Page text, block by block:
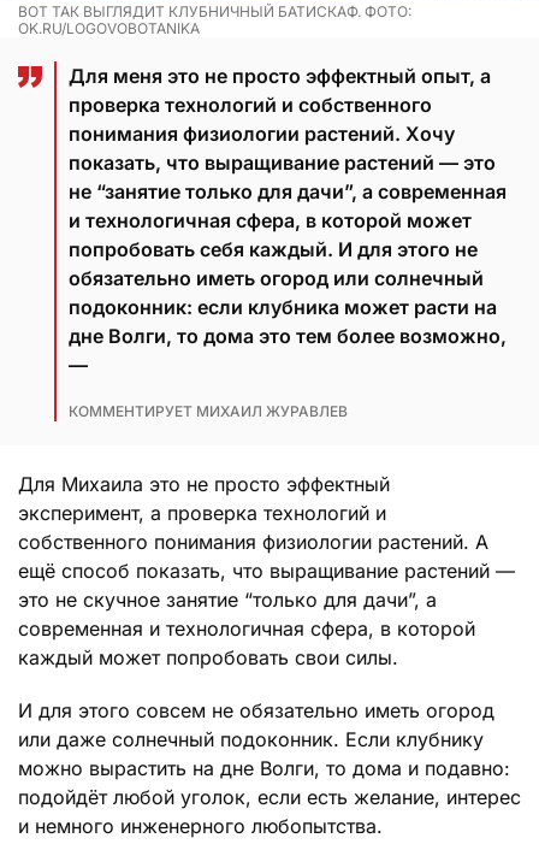
ВОТ ТАК ВЫГЛЯДИТ КЛУБНИЧНЫЙ БАТИСКАФ. ФОТО:
OK.RU/LOGOVOBOTANIKA
Для меня это не просто эффектный опыт, а
проверка технологий и собственного
понимания физиологии растений. Хочу
показать, что выращивание растений — это
не “занятие только для дачи”, а современная
и технологичная сфера, в которой может
попробовать себя каждый. И для этого не
обязательно иметь огород или солнечный
подоконник: если клубника может расти на
дне Волги, то дома это тем более возможно,
—
КОММЕНТИРУЕТ МИХАИЛ ЖУРАВЛЕВ
Для Михаила это не просто эффектный
эксперимент, а проверка технологий и
собственного понимания физиологии растений. А
ещё способ показать, что выращивание растений —
это не скучное занятие “только для дачи”, а
современная и технологичная сфера, в которой
каждый может попробовать свои силы.
И для этого совсем не обязательно иметь огород
или даже солнечный подоконник. Если клубнику
можно вырастить на дне Волги, то дома и подавно:
подойдёт любой уголок, если есть желание, интерес
и немного инженерного любопытства.